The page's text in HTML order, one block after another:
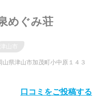
めぐみ荘
山県津山市加茂町小中原１４３
口コミをご投稿する